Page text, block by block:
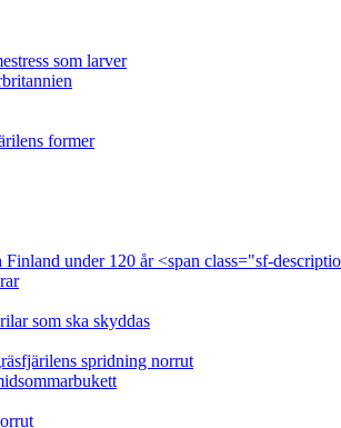
som larver
former
under 120 år <span class="sf-
som ska skyddas
spridning norrut